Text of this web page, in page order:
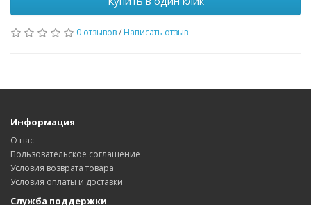
0 отзывов/ Написать отзыв
Информация
О нас
Пользовательское соглашение
Условия возврата товара
Условия оплаты и доставки
Служба поддержки